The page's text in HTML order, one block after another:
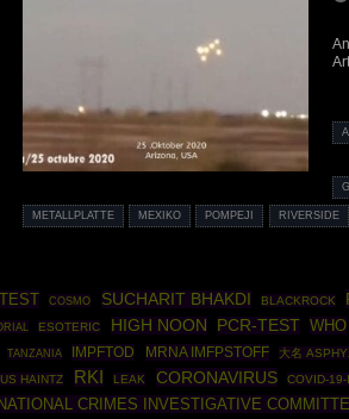
METALLPLATTE MEXIKO POMPEJI RIVERSIDE
COSMO SUCHARIT BHAKDI BLACKROCK
ESOTERIC HIGH NOON PCR-TEST WHO
TANZANIA IMPFTOD MRNA IMFPSTOFF 大名
HAINTZ RKI LEAK CORONAVIRUS COVID-19-
CRIMES INVESTIGATIVE